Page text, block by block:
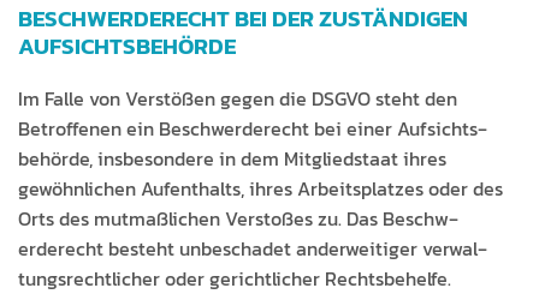
BESCHWERDE­RECHT BEI DER ZUSTÄNDIGEN
AUFSICHTSBEHÖRDE
Im Falle von Ver­stößen gegen die DSGVO ste­ht den
Betrof­fe­nen ein Beschw­erderecht bei ein­er Auf­sichts­
be­hörde, ins­beson­dere in dem Mit­glied­staat ihres
gewöhn­lichen Aufen­thalts, ihres Arbeit­splatzes oder des
Orts des mut­maßlichen Ver­stoßes zu. Das Beschw­
erderecht beste­ht unbeschadet ander­weit­iger ver­wal­
tungsrechtlich­er oder gerichtlich­er Rechtsbehelfe.